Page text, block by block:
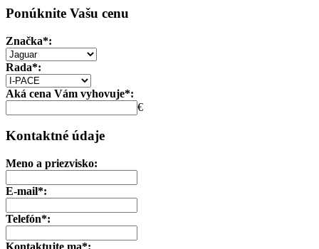
Ponúknite Vašu cenu
Značka*:
Rada*:
Aká cena Vám vyhovuje*:
€
Kontaktné údaje
Meno a priezvisko:
E-mail*:
Telefón*: